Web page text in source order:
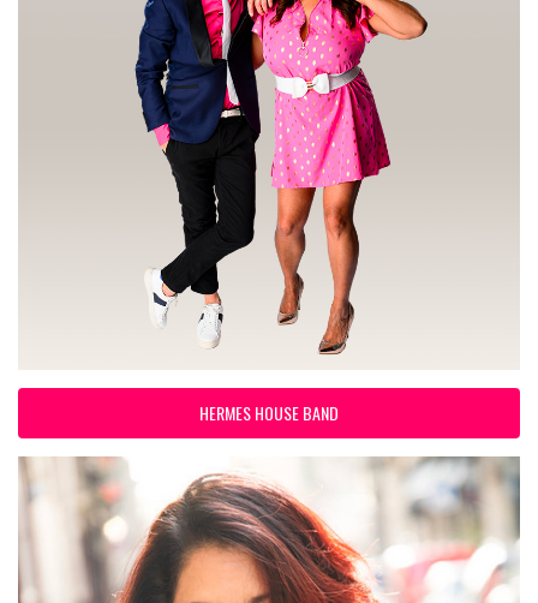
HERMES HOUSE BAND